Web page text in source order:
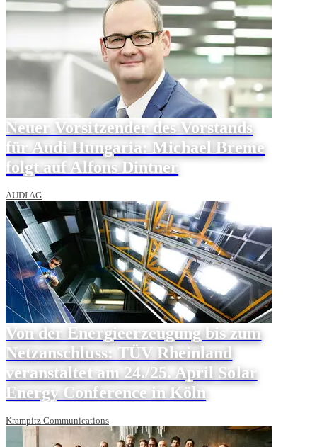
Neuer Vorsitzender des Vorstands
für Audi Hungaria: Michael Breme
folgt auf Alfons Dintner
AUDI AG
Von der Energieerzeugung bis zum
Netzanschluss: TÜV Rheinland
veranstaltet am 24./25. April Solar
Energy Conference in Köln
Krampitz Communications